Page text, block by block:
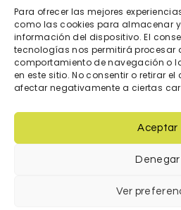
Para ofrecer las mejores
como las cookies para almacenar
información del dispositivo. El
tecnologías nos permitirá procesar
comportamiento de navegación o
en este sitio. No consentir o retirar
afectar negativamente a ciertas
Aceptar
Denegar
Ver
Pago seguro
Tarjeta de crédito/débito.
Transferencia bancaria.
Bizum.
© 2023 Diseñada y creada por